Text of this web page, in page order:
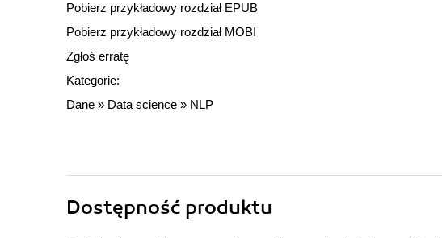
Pobierz przykładowy rozdział EPUB
Pobierz przykładowy rozdział MOBI
Zgłoś erratę
Kategorie:
Dane » Data science » NLP
Dostępność produktu